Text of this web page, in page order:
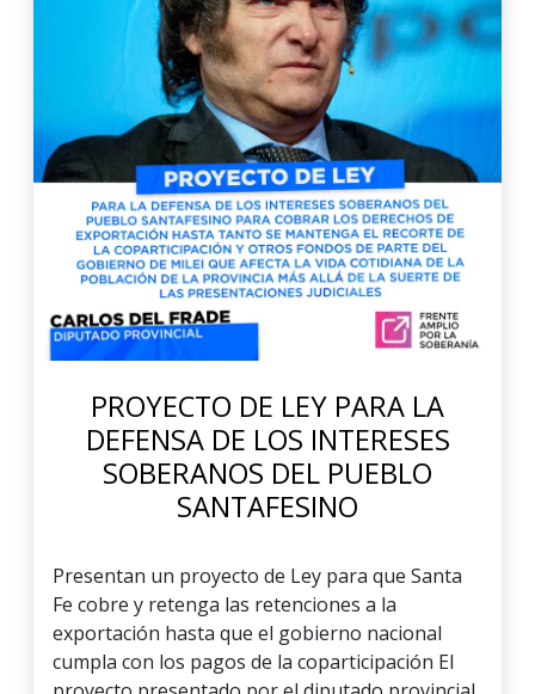
PROYECTO DE LEY PARA LA
DEFENSA DE LOS INTERESES
SOBERANOS DEL PUEBLO
SANTAFESINO
Presentan un proyecto de Ley para que Santa
Fe cobre y retenga las retenciones a la
exportación hasta que el gobierno nacional
cumpla con los pagos de la coparticipación El